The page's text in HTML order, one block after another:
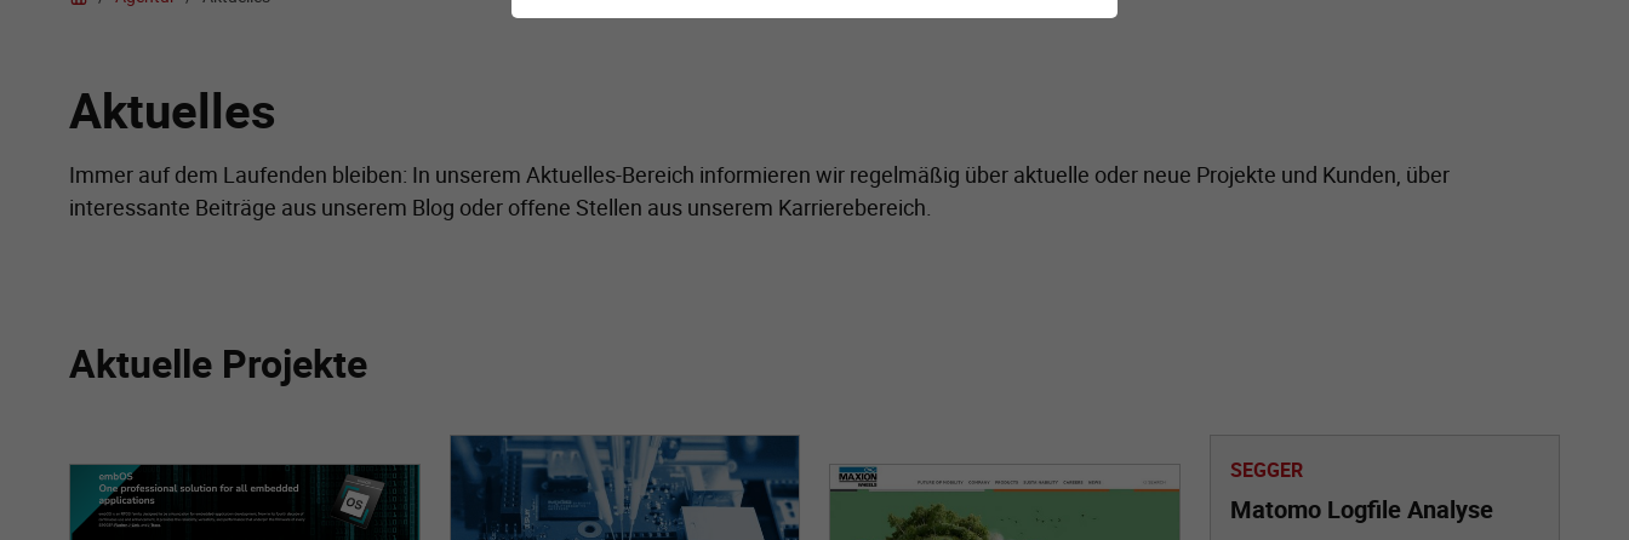
Aktuelles
Immer auf dem Laufenden bleiben: In unserem Aktuelles-Bereich informieren wir regelmäßig über aktuelle oder neue Projekte und Kunden, über
interessante Beiträge aus unserem Blog oder offene Stellen aus unserem Karrierebereich.
Aktuelle Projekte
SEGGER
Matomo Logfile Analyse